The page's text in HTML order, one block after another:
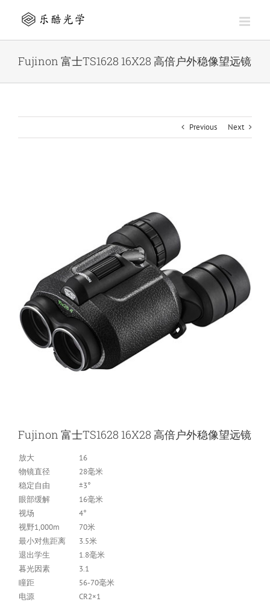
Fujinon 富士TS1628 16X28 高倍户外稳像望远镜
Previous Next
Fujinon 富士TS1628 16X28 高倍户外稳像望远镜
放大
16
物镜直径
28毫米
稳定自由
±3°
眼部缓解
16毫米
视场
4°
视野1,000m
70米
最小对焦距离
3.5米
退出学生
1.8毫米
暮光因素
3.1
瞳距
56-70毫米
电源
CR2×1